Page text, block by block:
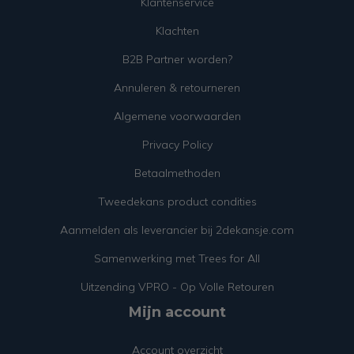
Klachten
B2B Partner worden?
Annuleren & retourneren
Algemene voorwaarden
Privacy Policy
Betaalmethoden
Tweedekans product condities
Aanmelden als leverancier bij 2dekansje.com
Samenwerking met Trees for All
Uitzending VPRO - Op Volle Retouren
Mijn account
Account overzicht